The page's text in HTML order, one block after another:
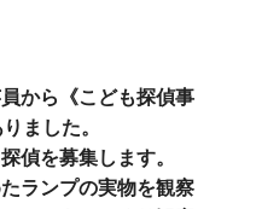
から《こども探偵事
ました。
偵を募集します。
ランプの実物を観察